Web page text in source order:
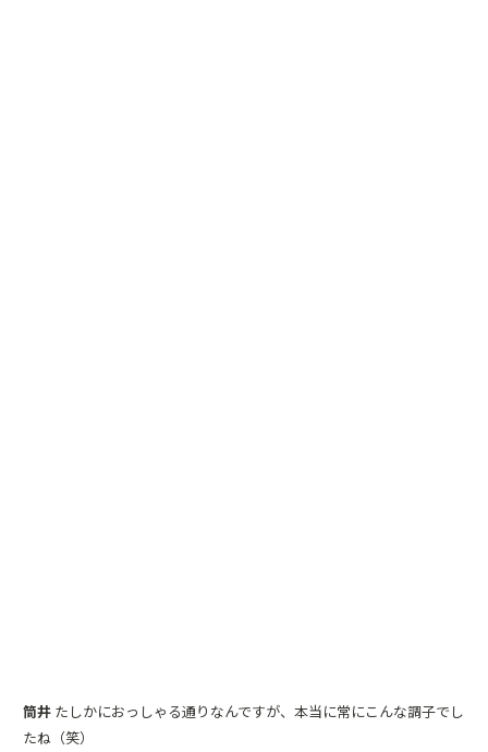
筒井 たしかにおっしゃる通りなんですが、本当に常にこんな調子でし
たね（笑）